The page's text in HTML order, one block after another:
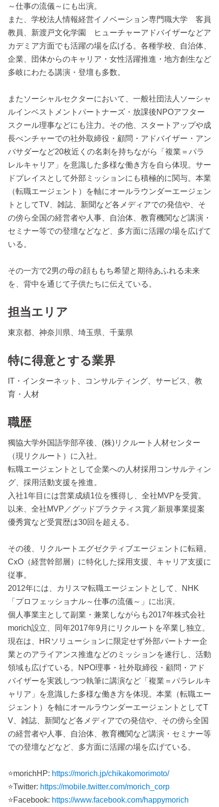
～仕事の流儀～にも出演。
また、学校法人情報経営イノベーション専門職大学 客員
教員、新渡戸文化学園 ヒューチャーアドバイザーなどア
カデミア方面でも活躍の場を広げる。各種学校、自治体、
企業、団体からのキャリア・女性活躍推進・地方創生など
多岐にわたる講演・登壇も多数。
またソーシャルセクターにおいて、一般社団法人ソーシャ
ルインベストメントパートナーズ・放課後NPOアフター
スクール理事などにも注力。その他、スタートアップや成
長べンチャーでの社外取締役・顧問・アドバイザー・アン
バサダーなど20枚近くの名刺を持ちながら「複業＝パラ
レルキャリア」を意識した多様な働き方を自ら体現。サー
ドプレイスとして外部ミッションにも積極的に関与。本業
（転職エージェント）を軸にオールラウンダーエージェン
トとしてTV、雑誌、新聞など各メディアでの発信や、そ
の傍ら全国の経営者や人事、自治体、教育機関など講演・
セミナー等での登壇などなど、多方面に活躍の場を広げて
いる。
その一方で2男の母の顔ももち希望と期待あふれる未来
を、背中を通じて子供たちに伝えている。
担当エリア
東京都、神奈川県、埼玉県、千葉県
特に得意とする業界
IT・インターネット、コンサルティング、サービス、教
育・人材
職歴
獨協大学外国語学部卒後、(株)リクルート人材センター
（現リクルート）に入社。
転職エージェントとして企業への人材採用コンサルティン
グ、採用活動支援を推進。
入社1年目には営業成績1位を獲得し、全社MVPを受賞。
以来、全社MVP／グッドプラクティス賞／新規事業提案
優秀賞など受賞歴は30回を超える。
その後、リクルートエグゼクティブエージェントに転籍。
CxO（経営幹部層）に特化した採用支援、キャリア支援に
従事。
2012年には、カリスマ転職エージェントとして、NHK
「プロフェッショナル～仕事の流儀～」に出演。
個人事業主として副業・兼業しながらも2017年株式会社
morich設立、同年2017年9月にリクルートを卒業し独立。
現在は、HRソリューションに限定せず外部パートナー企
業とのアライアンス推進などのミッションを遂行し、活動
領域も広げている。NPO理事・社外取締役・顧問・アド
バイザーを実践しつつ執筆に講演など「複業＝パラレルキ
ャリア」を意識した多様な働き方を体現。本業（転職エー
ジェント）を軸にオールラウンダーエージェントとしてT
V、雑誌、新聞など各メディアでの発信や、その傍ら全国
の経営者や人事、自治体、教育機関など講演・セミナー等
での登壇などなど、多方面に活躍の場を広げている。
⭐️morichHP: https://morich.jp/chikakomorimoto/
⭐️Twitter: https://mobile.twitter.com/morich_corp
⭐️Facebook: https://www.facebook.com/happymorich